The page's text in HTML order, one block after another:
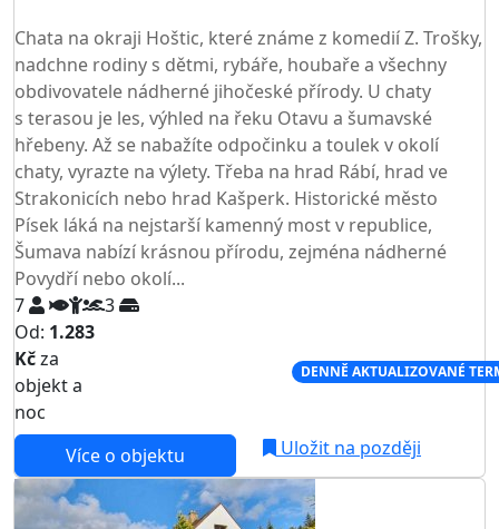
Chata na okraji Hoštic, které známe z komedií Z. Trošky,
nadchne rodiny s dětmi, rybáře, houbaře a všechny
obdivovatele nádherné jihočeské přírody. U chaty
s terasou je les, výhled na řeku Otavu a šumavské
hřebeny. Až se nabažíte odpočinku a toulek v okolí
chaty, vyrazte na výlety. Třeba na hrad Rábí, hrad ve
Strakonicích nebo hrad Kašperk. Historické město
Písek láká na nejstarší kamenný most v republice,
Šumava nabízí krásnou přírodu, zejména nádherné
Povydří nebo okolí...
7
3
Od: 1.283
Kčza
objekt a
noc
DENNĚ AKTUALIZOVANÉ
Více o objektu Uložit na později